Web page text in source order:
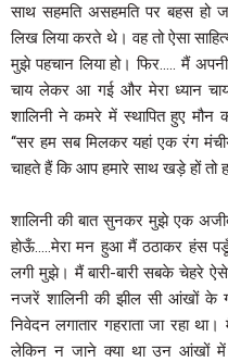
साथ सहमति असहमति पर बहस हो
लिख लिया करते थे। वह तो ऐसा
मुझे पहचान लिया हो। फिर….. मैं
चाय लेकर आ गई और मेरा ध्यान
शालिनी ने कमरे में स्थापित हुए
‘‘सर हम सब मिलकर यहां एक रंग
चाहते हैं कि आप हमारे साथ खड़े हों तो
शालिनी की बात सुनकर मुझे एक
होऊँ…..मेरा मन हुआ मैं ठठाकर हंस
लगी मुझे। मैं बारी-बारी सबके चेहरे
नजरें शालिनी की झील सी आंखों
निवेदन लगातार गहराता जा रहा
लेकिन न जाने क्या था उन आंखों